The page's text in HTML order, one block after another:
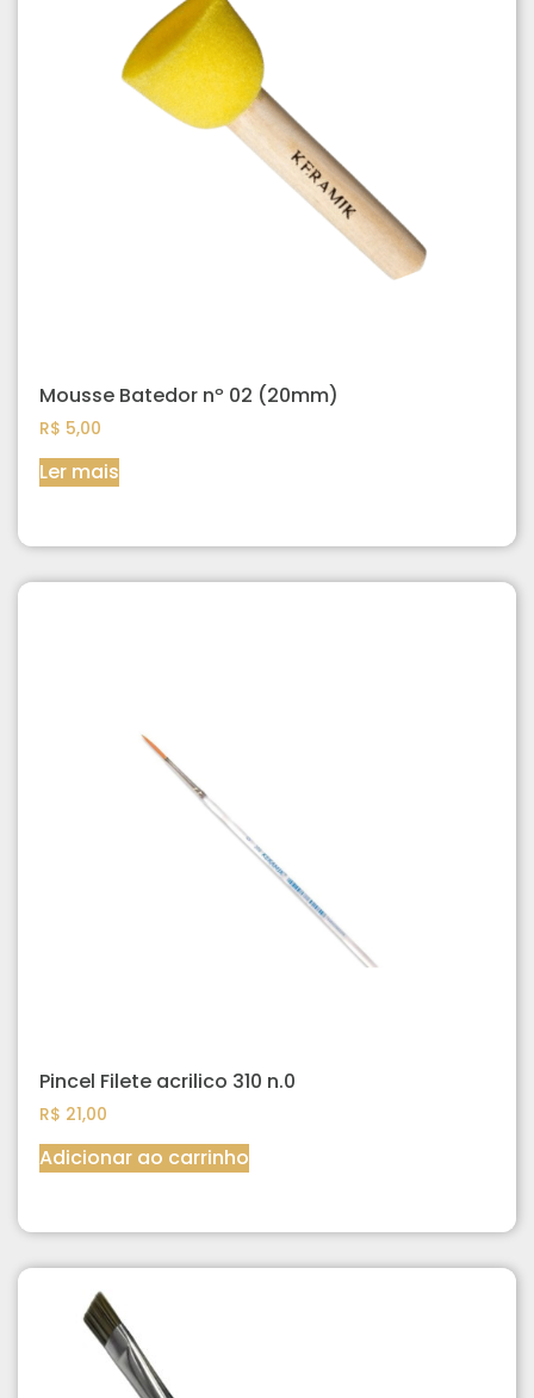
Mousse Batedor nº 02 (20mm)
R$ 5,00
Ler mais
Pincel Filete acrilico 310 n.0
R$ 21,00
Adicionar ao carrinho